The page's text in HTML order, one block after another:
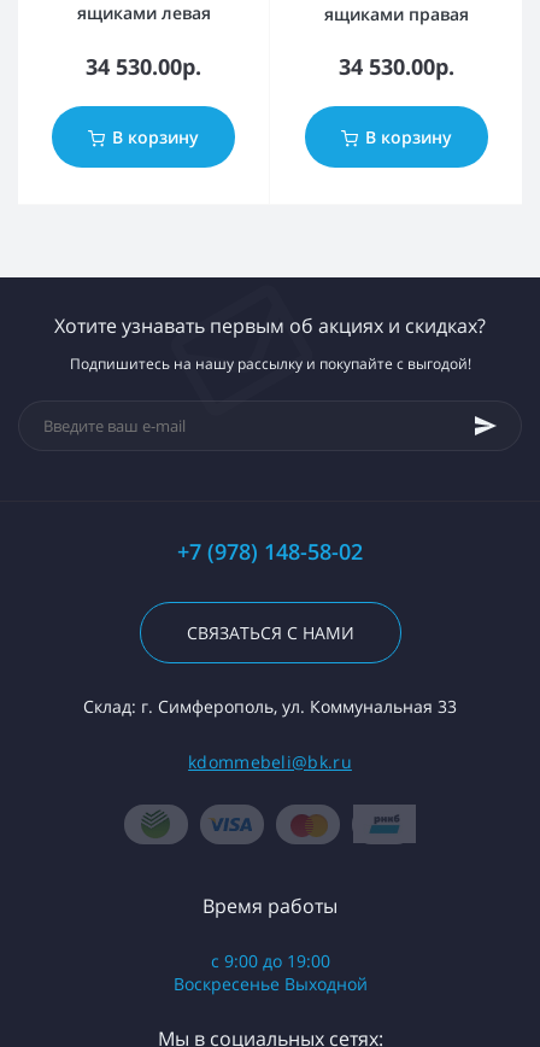
ящиками левая
34 530.00р.
В корзину
ящиками правая
34 530.00р.
В корзину
Хотите узнавать первым об акциях и скидках?
Подпишитесь на нашу рассылку и покупайте с выгодой!
+7 (978) 148-58-02
СВЯЗАТЬСЯ С НАМИ
Склад: г. Симферополь, ул. Коммунальная 33
kdommebeli@bk.ru
Время работы
с 9:00 до 19:00
Воскресенье Выходной
Мы в социальных сетях: